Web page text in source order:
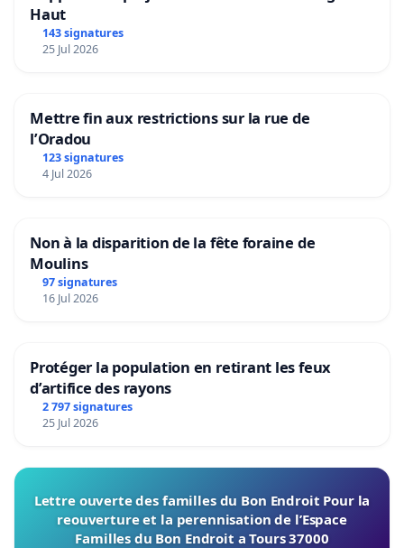
Haut
143 signatures
25 Jul 2026
Mettre fin aux restrictions sur la rue de
l’Oradou
123 signatures
4 Jul 2026
Non à la disparition de la fête foraine de
Moulins
97 signatures
16 Jul 2026
Protéger la population en retirant les feux
d’artifice des rayons
2 797 signatures
25 Jul 2026
Lettre ouverte des familles du Bon Endroit Pour la
reouverture et la perennisation de l’Espace
Familles du Bon Endroit a Tours 37000